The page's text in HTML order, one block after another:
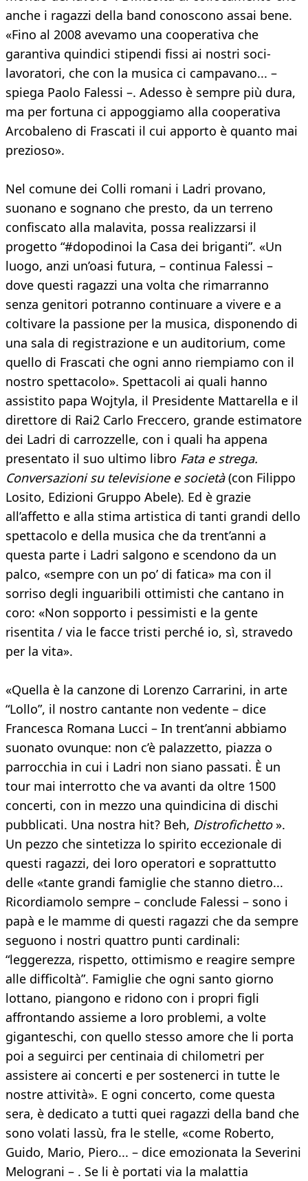
anche i ragazzi della band conoscono assai bene.
«Fino al 2008 avevamo una cooperativa che
garantiva quindici stipendi fissi ai nostri soci-
lavoratori, che con la musica ci campavano... –
spiega Paolo Falessi –. Adesso è sempre più dura,
ma per fortuna ci appoggiamo alla cooperativa
Arcobaleno di Frascati il cui apporto è quanto mai
prezioso».
Nel comune dei Colli romani i Ladri provano,
suonano e sognano che presto, da un terreno
confiscato alla malavita, possa realizzarsi il
progetto “#dopodinoi la Casa dei briganti”. «Un
luogo, anzi un’oasi futura, – continua Falessi –
dove questi ragazzi una volta che rimarranno
senza genitori potranno continuare a vivere e a
coltivare la passione per la musica, disponendo di
una sala di registrazione e un auditorium, come
quello di Frascati che ogni anno riempiamo con il
nostro spettacolo». Spettacoli ai quali hanno
assistito papa Wojtyla, il Presidente Mattarella e il
direttore di Rai2 Carlo Freccero, grande estimatore
dei Ladri di carrozzelle, con i quali ha appena
presentato il suo ultimo libro Fata e strega.
Conversazioni su televisione e società(con Filippo
Losito, Edizioni Gruppo Abele). Ed è grazie
all’affetto e alla stima artistica di tanti grandi dello
spettacolo e della musica che da trent’anni a
questa parte i Ladri salgono e scendono da un
palco, «sempre con un po’ di fatica» ma con il
sorriso degli inguaribili ottimisti che cantano in
coro: «Non sopporto i pessimisti e la gente
risentita / via le facce tristi perché io, sì, stravedo
per la vita».
«Quella è la canzone di Lorenzo Carrarini, in arte
“Lollo”, il nostro cantante non vedente – dice
Francesca Romana Lucci – In trent’anni abbiamo
suonato ovunque: non c’è palazzetto, piazza o
parrocchia in cui i Ladri non siano passati. È un
tour mai interrotto che va avanti da oltre 1500
concerti, con in mezzo una quindicina di dischi
pubblicati. Una nostra hit? Beh, Distrofichetto».
Un pezzo che sintetizza lo spirito eccezionale di
questi ragazzi, dei loro operatori e soprattutto
delle «tante grandi famiglie che stanno dietro...
Ricordiamolo sempre – conclude Falessi – sono i
papà e le mamme di questi ragazzi che da sempre
seguono i nostri quattro punti cardinali:
“leggerezza, rispetto, ottimismo e reagire sempre
alle difficoltà”. Famiglie che ogni santo giorno
lottano, piangono e ridono con i propri figli
affrontando assieme a loro problemi, a volte
giganteschi, con quello stesso amore che li porta
poi a seguirci per centinaia di chilometri per
assistere ai concerti e per sostenerci in tutte le
nostre attività». E ogni concerto, come questa
sera, è dedicato a tutti quei ragazzi della band che
sono volati lassù, fra le stelle, «come Roberto,
Guido, Mario, Piero... – dice emozionata la Severini
Melograni – . Se li è portati via la malattia